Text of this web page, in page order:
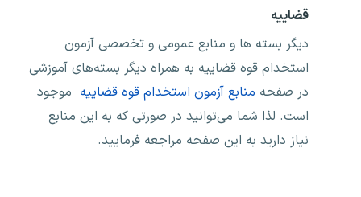
قضاییه
دیگر بسته ها و منابع عمومی و تخصصی آزمون
استخدام قوه قضاییه به همراه دیگر بسته‌های آموزشی
در صفحه منابع آزمون استخدام قوه قضاییه موجود
است. لذا شما می‌توانید در صورتی که به این منابع
نیاز دارید به این صفحه مراجعه فرمایید.